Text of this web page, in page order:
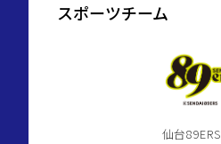
スポーツチーム
仙台89ERS